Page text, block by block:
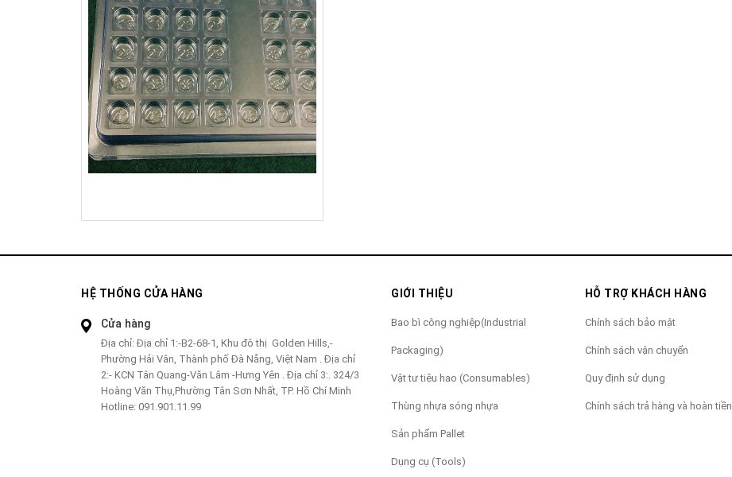
HỆ THỐNG CỬA HÀNG
Cửa hàng
Địa chỉ: Địa chỉ 1:-B2-68-1, Khu đô thị Golden Hills,-
Phường Hải Vân, Thành phố Đà Nẵng, Việt Nam . Địa chỉ
2:- KCN Tân Quang-Văn Lâm -Hưng Yên . Địa chỉ 3:. 324/3
Hoàng Văn Thụ,Phường Tân Sơn Nhất, TP. Hồ Chí Minh
Hotline: 091.901.11.99
GIỚI THIỆU
Bao bì công nghiệp(Industrial
Packaging)
Vật tư tiêu hao (Consumables)
Thùng nhựa sóng nhựa
Sản phẩm Pallet
Dụng cụ (Tools)
HỖ TRỢ KHÁCH HÀNG
Chính sách bảo mật
Chính sách vận chuyển
Quy định sử dụng
Chính sách trả hàng và hoàn tiền